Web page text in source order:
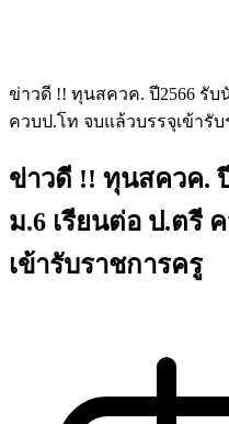
ข่าวดี !! ทุนสควค. ปี2566 รับ
ควบป.โท จบแล้วบรรจุเข้ารั
ข่าวดี !! ทุนสควค.
ม.6 เรียนต่อ ป.ตรี
เข้ารับราชการครู